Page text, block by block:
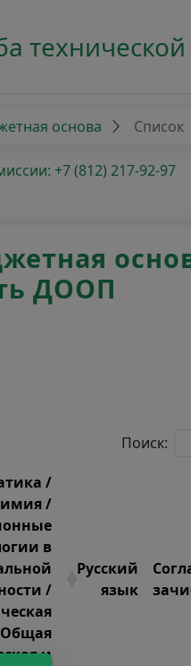
основа Список
+7 (812) 217-92-97
ДООП
Поиск:
/
/
в
/
и
Русский
язык